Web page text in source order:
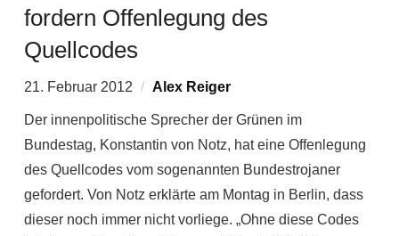
fordern Offenlegung des
Quellcodes
21. Februar 2012 Alex Reiger
Der innenpolitische Sprecher der Grünen im
Bundestag, Konstantin von Notz, hat eine Offenlegung
des Quellcodes vom sogenannten Bundestrojaner
gefordert. Von Notz erklärte am Montag in Berlin, dass
dieser noch immer nicht vorliege. „Ohne diese Codes